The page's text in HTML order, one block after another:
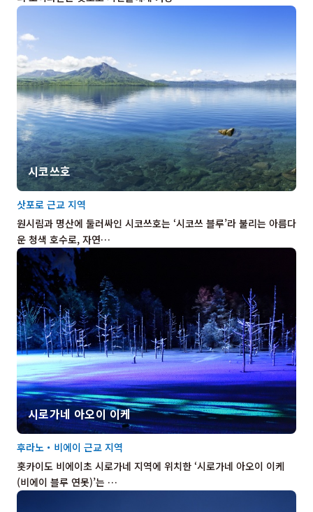
시코쓰호
원시림과 명산에 둘러싸인 시코쓰호는 ‘시코쓰 블루’라 불리는 아름다
운 청색 호수로, 자연…
삿포로 근교 지역
시로가네 아오이 이케
홋카이도 비에이초 시로가네 지역에 위치한 ‘시로가네 아오이 이케
(비에이 블루 연못)’는 …
후라노・비에이 근교 지역